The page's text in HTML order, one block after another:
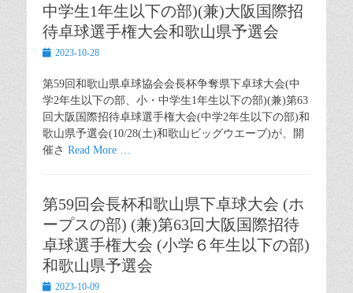
中学生1年生以下の部)(兼)大阪国際招
待卓球選手権大会和歌山県予選会
Posted2023-10-28
第59回和歌山県卓球協会会長杯争奪県下卓球大会(中
学2年生以下の部、小・中学生1年生以下の部)(兼)第63
回大阪国際招待卓球選手権大会(中学2年生以下の部)和
歌山県予選会(10/28(土)和歌山ビッグウエーブ)が、開
催さ Read More …
第59回会長杯和歌山県下卓球大会 (ホ
ープスの部) (兼)第63回大阪国際招待
卓球選手権大会 (小学６年生以下の部)
和歌山県予選会
Posted2023-10-09